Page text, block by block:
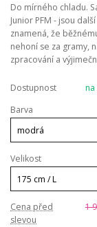
Do mírného chladu.
Junior PFM - jsou
znamená, že
nehoní se za gramy,
zpracování a
Dostupnost
na
Barva
Velikost
Cena před
slevou
1